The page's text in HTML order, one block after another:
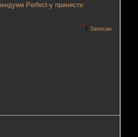
Perfect-у принести
Записан